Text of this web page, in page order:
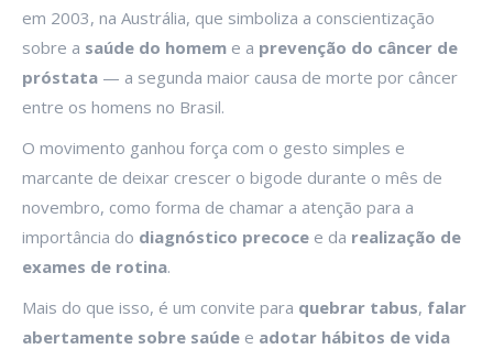
em 2003, na Austrália, que simboliza a conscientização
sobre a saúde do homem e a prevenção do câncer de
próstata — a segunda maior causa de morte por câncer
entre os homens no Brasil.
O movimento ganhou força com o gesto simples e
marcante de deixar crescer o bigode durante o mês de
novembro, como forma de chamar a atenção para a
importância do diagnóstico precoce e da realização de
exames de rotina.
Mais do que isso, é um convite para quebrar tabus, falar
abertamente sobre saúde e adotar hábitos de vida